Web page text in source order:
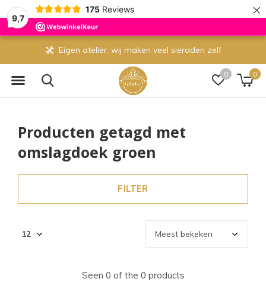
9,7
175 Reviews ×
0 0
Eigen atelier: wij maken veel sieraden zelf
Producten getagd met
omslagdoek groen
FILTER
Seen 0 of the 0 products